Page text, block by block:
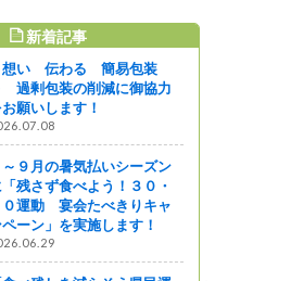
新着記事
想い 伝わる 簡易包装
過剰包装の削減に御協力
願いします！
～９月の暑気払いシーズン
「残さず食べよう！３０・
０運動 宴会たべきりキャ
ーン」を実施します！